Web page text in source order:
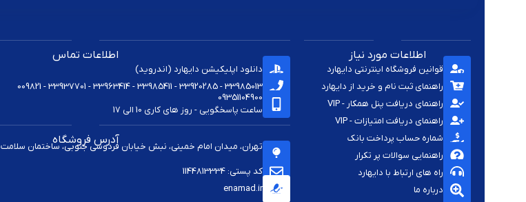
اطلاعات مورد نیاز
قوانین فروشگاه اینترنتی دایهارد
راهنمای ثبت نام و خرید از دایهارد
راهنمای دریافت پنل همکار - VIP
راهنمای دریافت امتیازات - VIP
شماره حساب پرداخت بانک
راهنمایی سوالات پر تکرار
راه های ارتباط با دایهارد
درباره ما
اطلاعات تماس
دانلود اپلیکیشن دایهارد (اندروید)
33985013 - 33920285 - 33985411 - 33963414 - 33937701 - 009821
09351104900
ساعت پاسخگویی - روز های کاری 10 الی 17
آدرس فروشگاه
تهران، میدان امام خمینی، نبش خیابان فردوسی جنوبی، ساختمان سلامت
کد پستی: 1144813334
enamad.ir